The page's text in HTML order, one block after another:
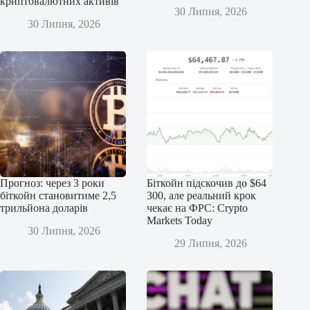
30 Липня, 2026
30 Липня, 2026
Прогноз: через 3 роки
біткойн становитиме 2,5
трильйона доларів
30 Липня, 2026
Біткойн підскочив до $64
300, але реальний крок
чекає на ФРС: Crypto
Markets Today
29 Липня, 2026